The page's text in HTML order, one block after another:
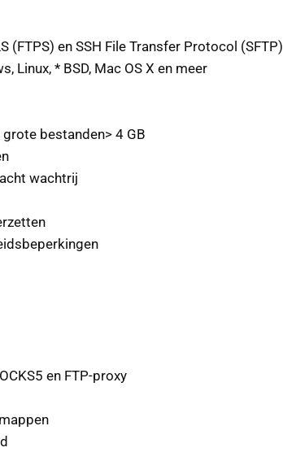
(FTPS) en SSH File Transfer Protocol (SFTP)
Linux, * BSD, Mac OS X en meer
bestanden> 4 GB
wachtrij
en FTP-proxy